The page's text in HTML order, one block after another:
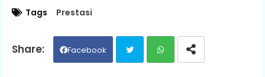
Tags Prestasi
Facebook